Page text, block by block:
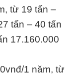
từ 19 tấn –
tấn – 40 tấn
17.160.000
1 năm, từ